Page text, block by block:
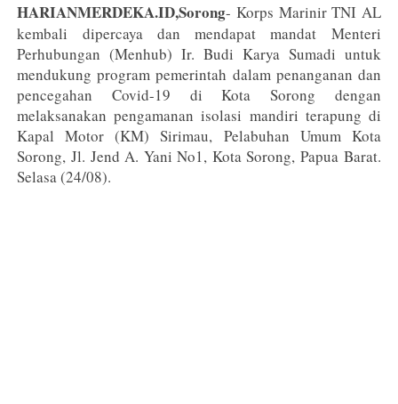
HARIANMERDEKA.ID,Sorong- Korps Marinir TNI AL
kembali dipercaya dan mendapat mandat Menteri
Perhubungan (Menhub) Ir. Budi Karya Sumadi untuk
mendukung program pemerintah dalam penanganan dan
pencegahan Covid-19 di Kota Sorong dengan
melaksanakan pengamanan isolasi mandiri terapung di
Kapal Motor (KM) Sirimau, Pelabuhan Umum Kota
Sorong, Jl. Jend A. Yani No1, Kota Sorong, Papua Barat.
Selasa (24/08).